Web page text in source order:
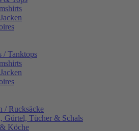
/ Tanktops
/ Rucksäcke
Gürtel, Tücher & Schals
Köche